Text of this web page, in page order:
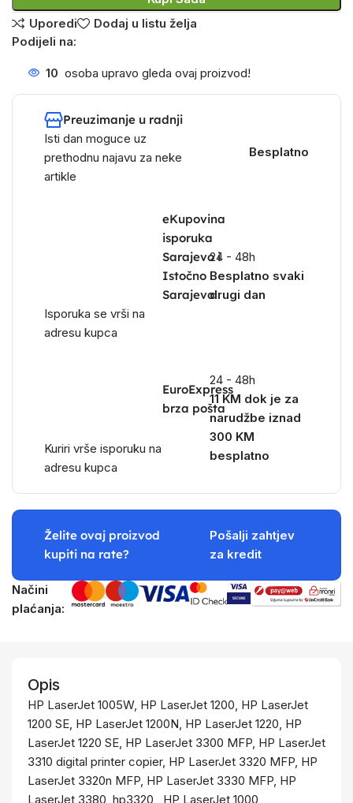
Uporedi
Dodaj u listu želja
Podijeli na:
10 osoba upravo gleda ovaj proizvod!
Preuzimanje u radnji
Isti dan moguce uz
prethodnu najavu za neke
artikle
Besplatno
eKupovina
isporuka
Sarajevo i
Istočno
Sarajevo
Isporuka se vrši na
adresu kupca
24 - 48h
Besplatno svaki
drugi dan
EuroExpress
brza pošta
Kuriri vrše isporuku na
adresu kupca
24 - 48h
11 KM dok je za
narudžbe iznad
300 KM
besplatno
Želite ovaj proizvod
kupiti na rate?
Pošalji zahtjev
za kredit
Načini
plaćanja:
Opis
HP LaserJet 1005W, HP LaserJet 1200, HP LaserJet
1200 SE, HP LaserJet 1200N, HP LaserJet 1220, HP
LaserJet 1220 SE, HP LaserJet 3300 MFP, HP LaserJet
3310 digital printer copier, HP LaserJet 3320 MFP, HP
LaserJet 3320n MFP, HP LaserJet 3330 MFP, HP
LaserJet 3380, hp3320 , HP LaserJet 1000